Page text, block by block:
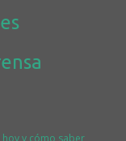
y cómo saber